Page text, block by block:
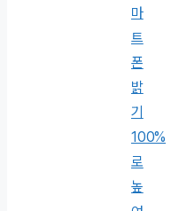
마
트
폰
밝
기
100%
로
높